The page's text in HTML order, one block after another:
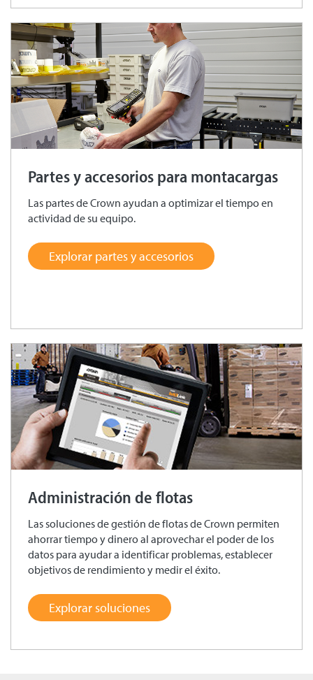
Partes y accesorios para montacargas
Las partes de Crown ayudan a optimizar el tiempo en
actividad de su equipo.
Explorar partes y accesorios
Administración de flotas
Las soluciones de gestión de flotas de Crown permiten
ahorrar tiempo y dinero al aprovechar el poder de los
datos para ayudar a identificar problemas, establecer
objetivos de rendimiento y medir el éxito.
Explorar soluciones